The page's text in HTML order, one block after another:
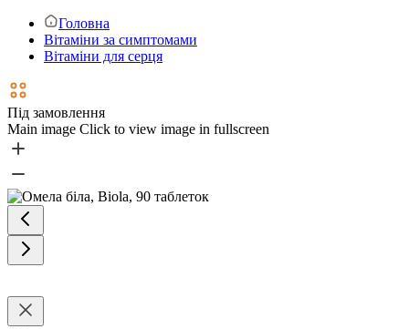
Головна
Вітаміни за симптомами
Вітаміни для серця
Під замовлення
Main image Click to view image in fullscreen